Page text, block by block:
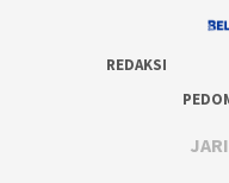
REDAKSI